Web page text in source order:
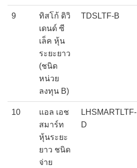
9
ทิสโก้ ดิวิ
เดนด์ ซี
เล็ค หุ้น
ระยะยาว
(ชนิด
หน่วย
ลงทุน B)
TDSLTF-B
10
แอล เอช
สมาร์ท
หุ้นระยะ
ยาว ชนิด
จ่าย
LHSMARTLTF-
D